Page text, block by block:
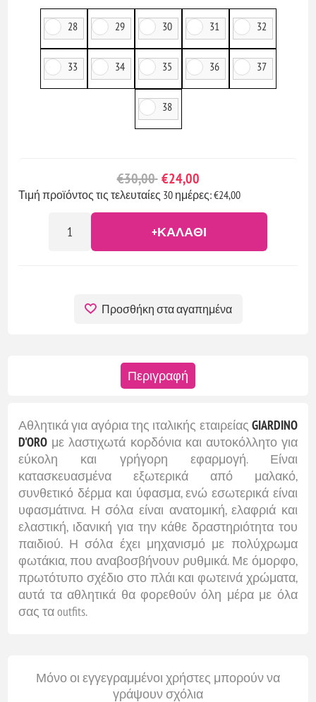
28 29 30 31 32
33 34 35 36 37
38
€30,00 €24,00
Τιμή προϊόντος τις τελευταίες 30 ημέρες: €24,00
+ΚΑΛΆΘΙ
Προσθήκη στα αγαπημένα
Περιγραφή
Αθλητικά για αγόρια της ιταλικής εταιρείας GIARDINO
D'ORO με λαστιχωτά κορδόνια και αυτοκόλλητο για
εύκολη και γρήγορη εφαρμογή. Είναι
κατασκευασμένα εξωτερικά από μαλακό,
συνθετικό δέρμα και ύφασμα, ενώ εσωτερικά είναι
υφασμάτινα. Η σόλα είναι ανατομική, ελαφριά και
ελαστική, ιδανική για την κάθε δραστηριότητα του
παιδιού. Η σόλα έχει μηχανισμό με πολύχρωμα
φωτάκια, που αναβοσβήνουν ρυθμικά. Με όμορφο,
πρωτότυπο σχέδιο στο πλάι και φωτεινά χρώματα,
αυτά τα αθλητικά θα φορεθούν όλη μέρα με όλα
σας τα outfits.
Μόνο οι εγγεγραμμένοι χρήστες μπορούν να
γράψουν σχόλια